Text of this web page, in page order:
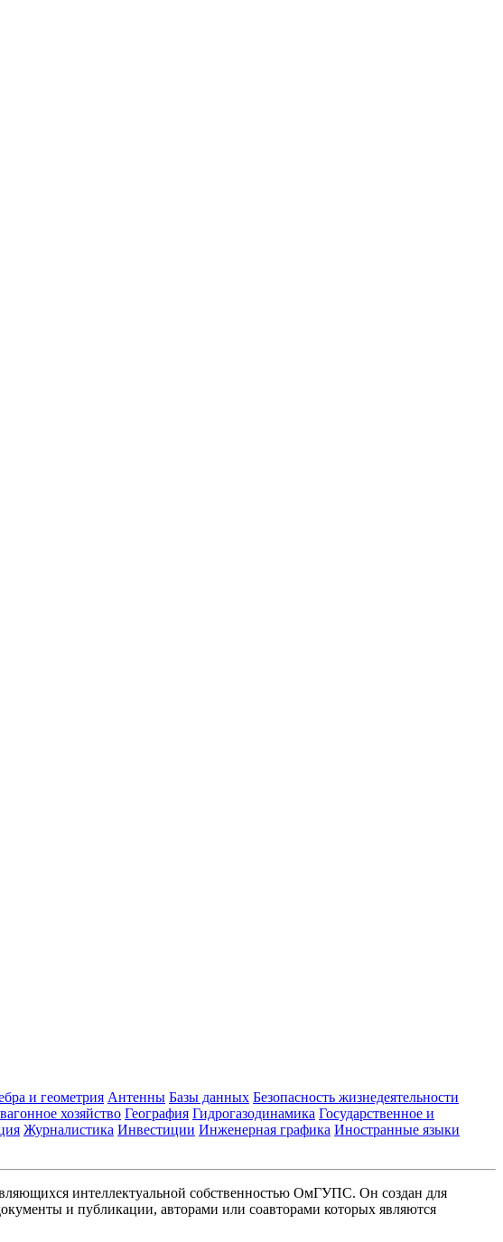
и геометрия Антенны Базы данных Безопасность жизнедеятельности
хозяйство География Гидрогазодинамика Государственное и
Журналистика Инвестиции Инженерная графика Иностранные языки
интеллектуальной собственностью ОмГУПС. Он создан для
и публикации, авторами или соавторами которых являются